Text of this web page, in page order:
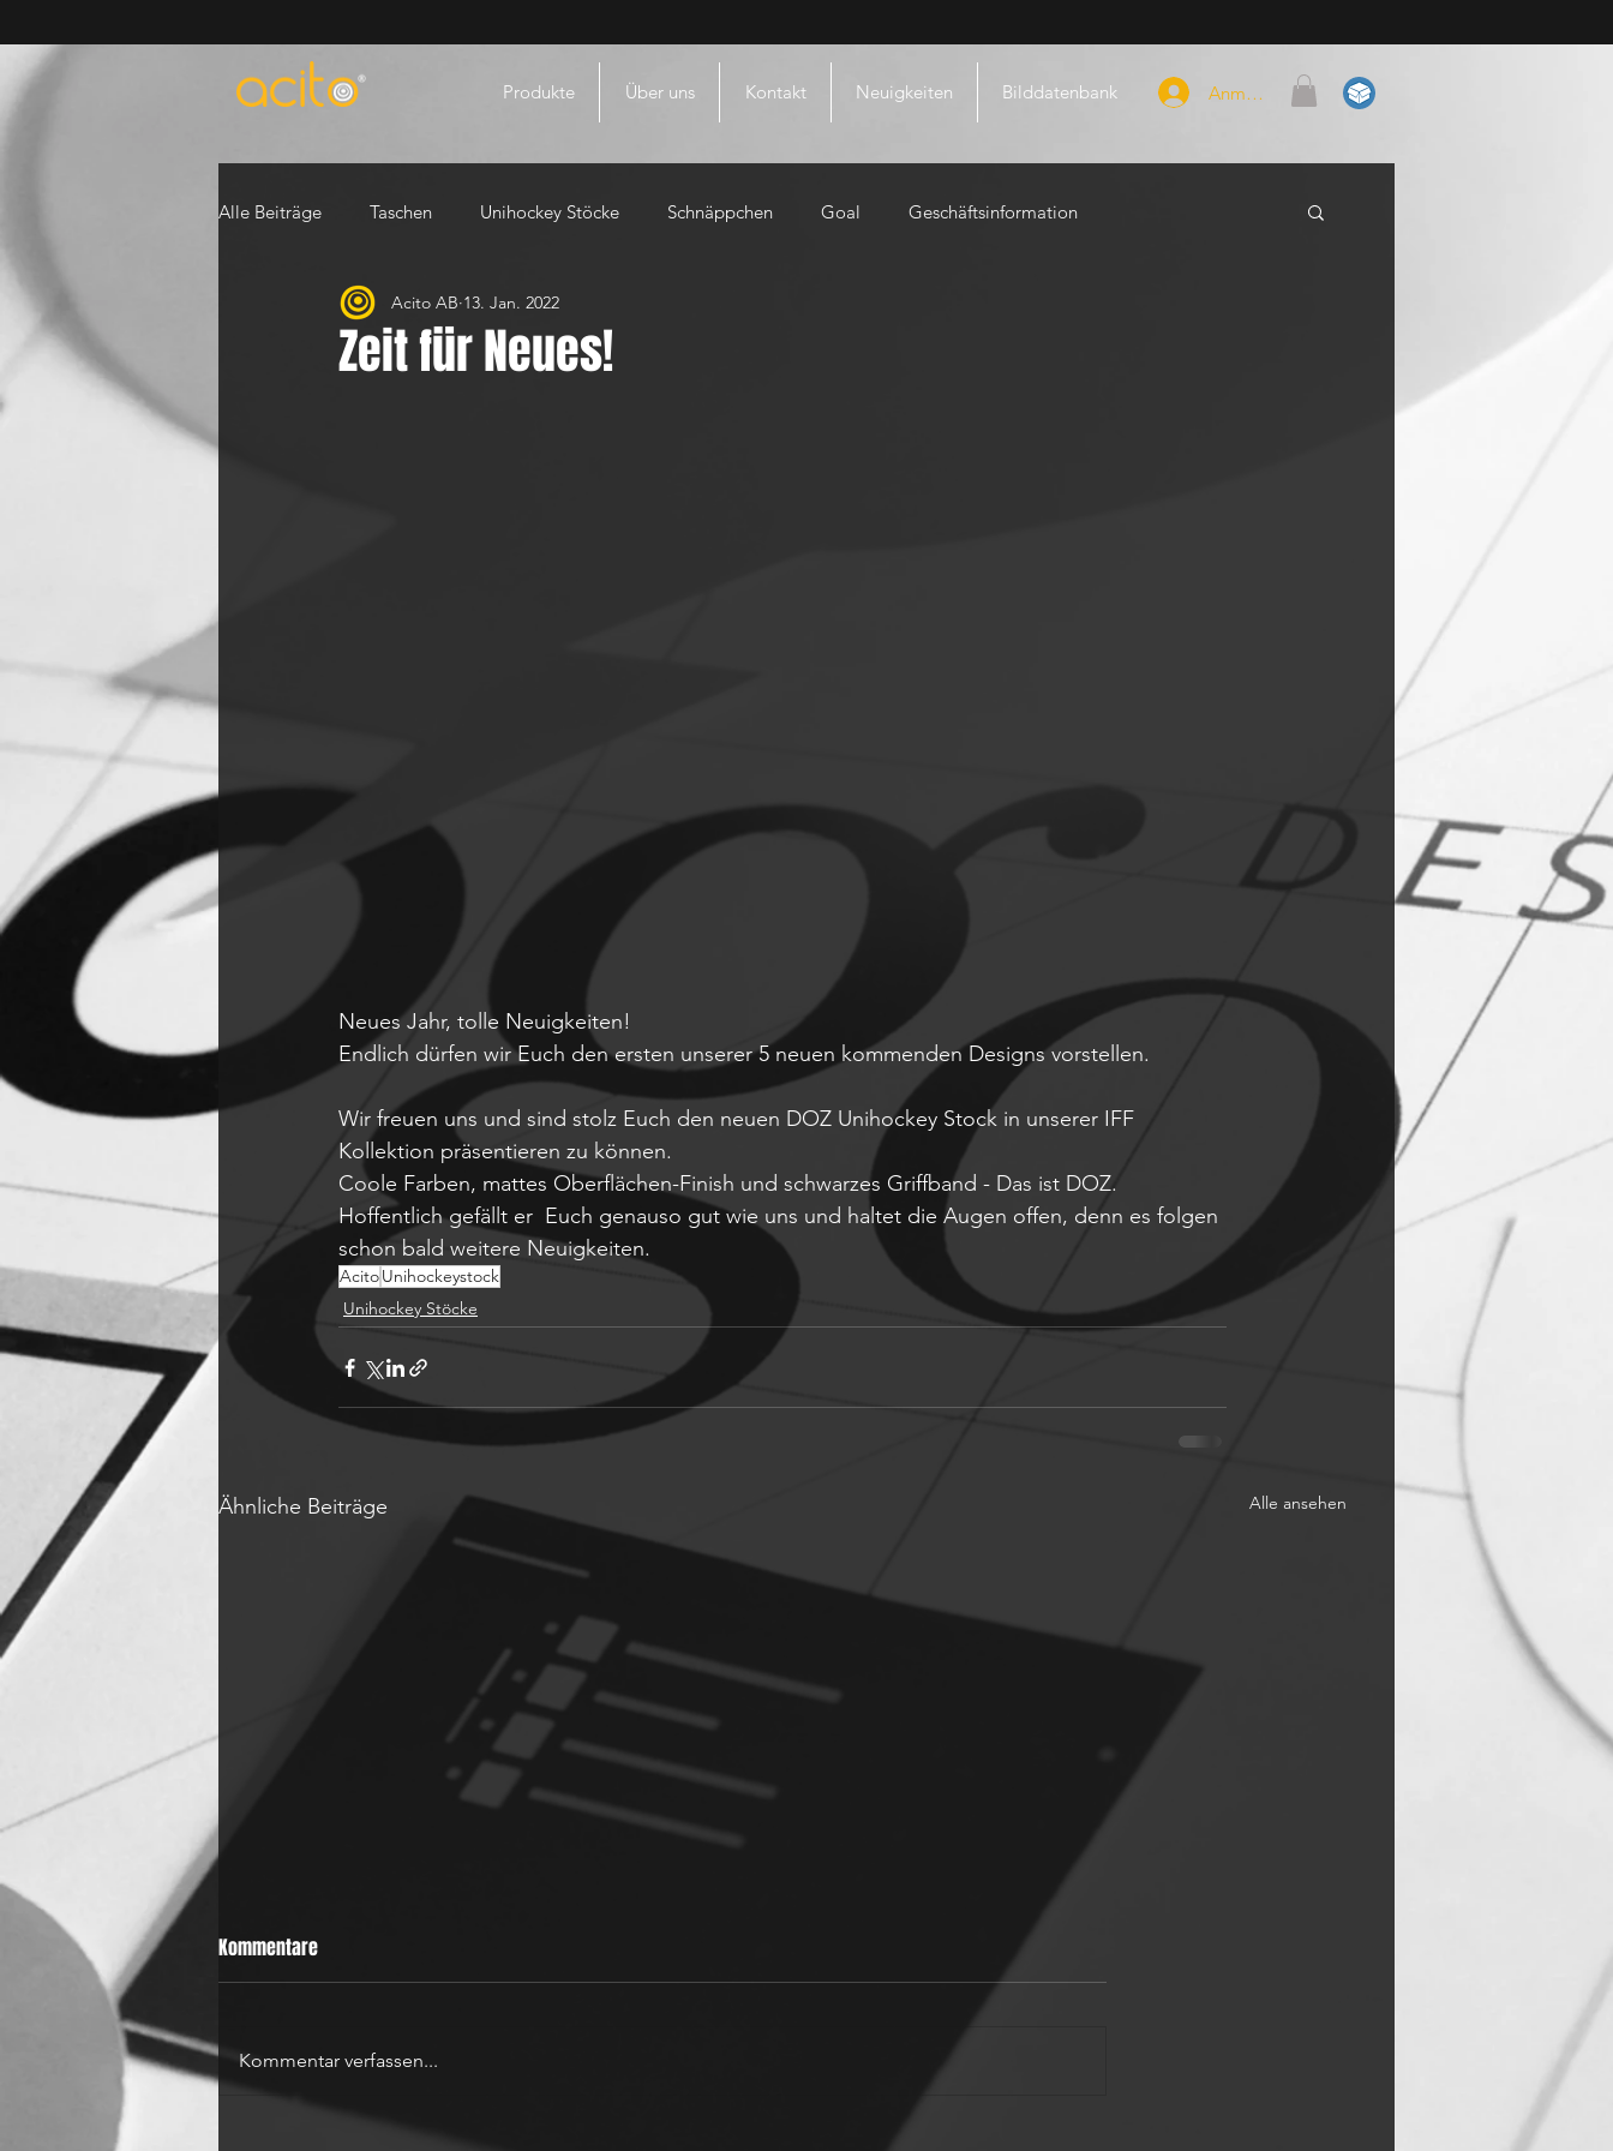
Produkte Über uns Kontakt Neuigkeiten Bilddatenbank Anmelden
Alle Beiträge Taschen Unihockey Stöcke Schnäppchen Goal Geschäftsinformation
Zeit für Neues!
Acito AB 13. Jan. 2022
Neues Jahr, tolle Neuigkeiten!
Endlich dürfen wir Euch den ersten unserer 5 neuen kommenden Designs vorstellen.
Wir freuen uns und sind stolz Euch den neuen DOZ Unihockey Stock in unserer IFF
Kollektion präsentieren zu können.
Coole Farben, mattes Oberflächen-Finish und schwarzes Griffband - Das ist DOZ.
Hoffentlich gefällt er  Euch genauso gut wie uns und haltet die Augen offen, denn es folgen
schon bald weitere Neuigkeiten.
AcitoUnihockeystock
Unihockey Stöcke
Ähnliche Beiträge Alle ansehen
Kommentare
Kommentar verfassen...